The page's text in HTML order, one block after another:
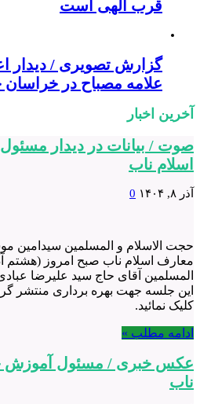
قرب الهی است
گزارش تصویری / دیدار
علامه مصباح در خراسان
آخرین اخبار
صوت / بیانات در دیدار
اسلام ناب
آذر ۸, ۱۴۰۴ 0
حجت الاسلام و المسلمین
معارف اسلام ناب صبح امروز (‌هشتم
المسلمین آقای حاج سید علیرضا
این جلسه جهت بهره برداری منتشر
کلیک نمائید.
ادامه مطلب »
عکس خبری / مسئول آموزش
ناب